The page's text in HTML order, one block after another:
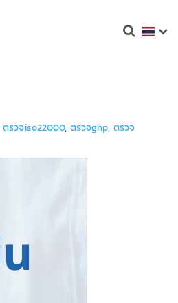
ตรวจiso22000, ตรวจghp, ตรวจ